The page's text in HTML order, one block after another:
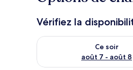
Vérifiez la
Ce soir
août 7 - août 8
Vérifier la disponibilité